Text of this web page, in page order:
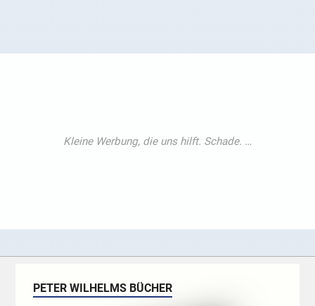
PETER WILHELMS BÜCHER